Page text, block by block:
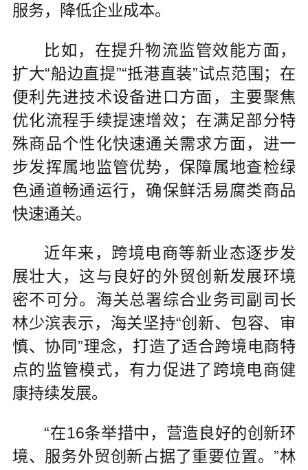
服务，降低企业成本。
比如，在提升物流监管效能方面，
扩大“船边直提”“抵港直装”试点范围；在
便利先进技术设备进口方面，主要聚焦
优化流程手续提速增效；在满足部分特
殊商品个性化快速通关需求方面，进一
步发挥属地监管优势，保障属地查检绿
色通道畅通运行，确保鲜活易腐类商品
快速通关。
近年来，跨境电商等新业态逐步发
展壮大，这与良好的外贸创新发展环境
密不可分。海关总署综合业务司副司长
林少滨表示，海关坚持“创新、包容、审
慎、协同”理念，打造了适合跨境电商特
点的监管模式，有力促进了跨境电商健
康持续发展。
“在16条举措中，营造良好的创新环
境、服务外贸创新占据了重要位置。”林